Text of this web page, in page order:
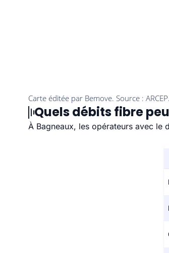
Quels débits fibre
À Bagneaux, les opérateurs avec le